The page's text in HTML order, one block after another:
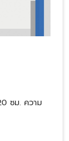
ซม. ความ